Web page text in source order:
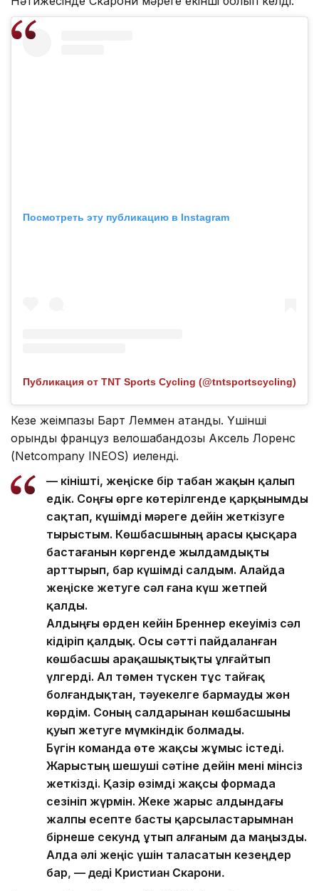
Посмотреть эту публикацию в Instagram
Публикация от TNT Sports Cycling (@tntsportscycling)
Кезең жеңімпазы Барт Леммен атанды. Үшінші
орынды француз велошабандозы Аксель Лоренс
(Netcompany INEOS) иеленді.
— Өкінішті, жеңіске бір табан жақын қалып
едік. Соңғы өрге көтерілгенде қарқынымды
сақтап, күшімді мәреге дейін жеткізуге
тырыстым. Көшбасшының арасы қысқара
бастағанын көргенде жылдамдықты
арттырып, бар күшімді салдым. Алайда
жеңіске жетуге сәл ғана күш жетпей
қалды.
Алдыңғы өрден кейін Бреннер екеуіміз сәл
кідіріп қалдық. Осы сәтті пайдаланған
көшбасшы арақашықтықты ұлғайтып
үлгерді. Ал төмен түскен тұс тайғақ
болғандықтан, тәуекелге бармауды жөн
көрдім. Соның салдарынан көшбасшыны
қуып жетуге мүмкіндік болмады.
Бүгін команда өте жақсы жұмыс істеді.
Жарыстың шешуші сәтіне дейін мені мінсіз
жеткізді. Қазір өзімді жақсы формада
сезініп жүрмін. Жеке жарыс алдындағы
жалпы есепте басты қарсыластарымнан
бірнеше секунд ұтып алғаным да маңызды.
Алда әлі жеңіс үшін таласатын кезеңдер
бар, — деді Кристиан Скарони.